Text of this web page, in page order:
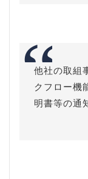
他社の取組
クフロー機
明書等の通